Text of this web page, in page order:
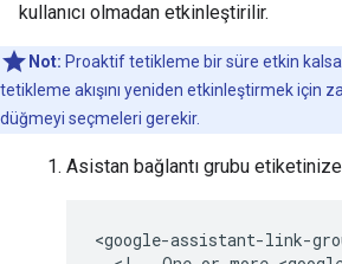
kullanıcı olmadan etkinleştirilir.
Not: Proaktif tetikleme bir süre etkin kalsa
tetikleme akışını yeniden etkinleştirmek için
düğmeyi seçmeleri gerekir.
Asistan bağlantı grubu etiketinize
<google-assistant-link-